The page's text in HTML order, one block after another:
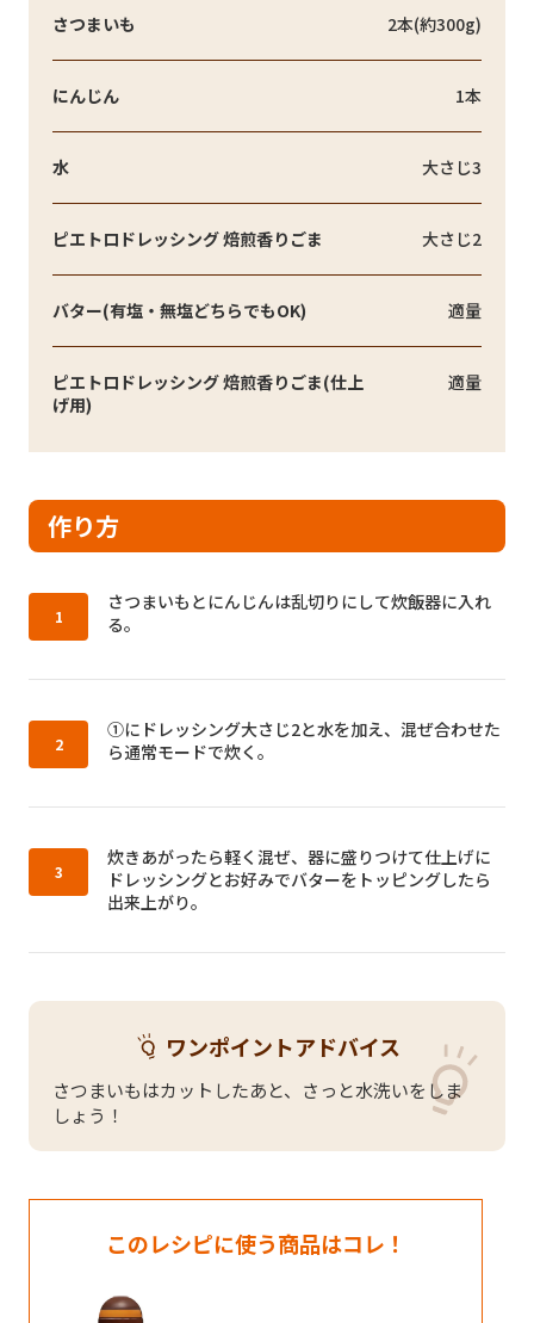
さつまいも 2本(約300g)
にんじん 1本
水 大さじ3
ピエトロドレッシング 焙煎香りごま 大さじ2
バター(有塩・無塩どちらでもOK) 適量
ピエトロドレッシング 焙煎香りごま(仕上
げ用)
適量
作り方
作り方1：
さつまいもとにんじんは乱切りにして炊飯器に入れ
る。
作り方2：
①にドレッシング大さじ2と水を加え、混ぜ合わせた
ら通常モードで炊く。
作り方3：
炊きあがったら軽く混ぜ、器に盛りつけて仕上げに
ドレッシングとお好みでバターをトッピングしたら
出来上がり。
ワンポイントアドバイス
さつまいもはカットしたあと、さっと水洗いをしま
しょう！
このレシピに使う商品はコレ！